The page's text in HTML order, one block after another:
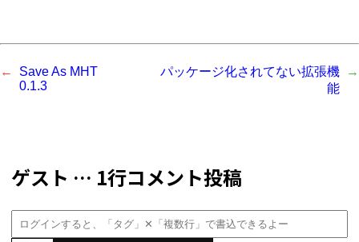
Save As MHT
0.1.3
パッケージ化されてない拡張機
能
ゲスト … 1行コメント投稿